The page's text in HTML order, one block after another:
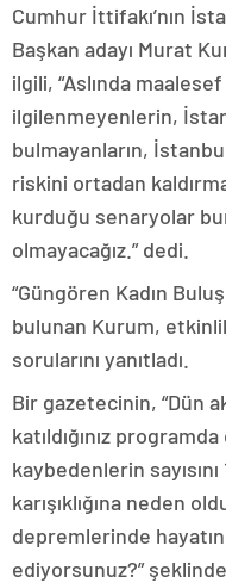
Cumhur İttifakı’nın
Başkan adayı Murat
ilgili, “Aslında
ilgilenmeyenlerin,
bulmayanların,
riskini ortadan
kurduğu senaryolar
olmayacağız.” dedi.
“Güngören Kadın
bulunan Kurum, etkinlik
sorularını yanıtladı.
Bir gazetecinin, “Dün
katıldığınız
kaybedenlerin
karışıklığına neden
depremlerinde
ediyorsunuz?”